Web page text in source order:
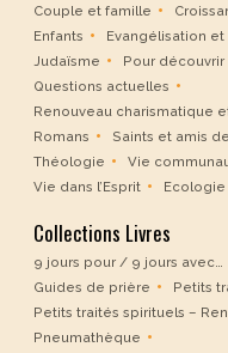
Couple et famille
Enfants
Evangélisation et
Judaïsme
Pour découvrir
Questions actuelles
Renouveau charismatique
Romans
Saints et amis
Théologie
Vie
Vie dans l’Esprit
Ecologie
Collections Livres
9 jours pour / 9 jours avec…
Guides de prière
Petits
Petits traités spirituels –
Pneumathèque